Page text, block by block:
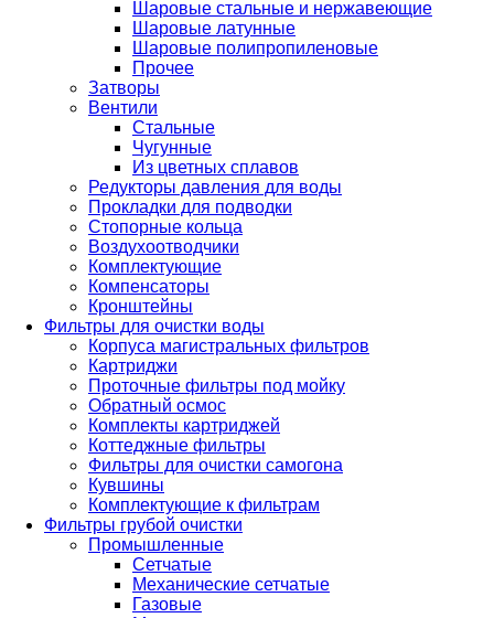
Шаровые стальные и нержавеющие
Шаровые латунные
Шаровые полипропиленовые
Прочее
Затворы
Вентили
Стальные
Чугунные
Из цветных сплавов
Редукторы давления для воды
Прокладки для подводки
Стопорные кольца
Воздухоотводчики
Комплектующие
Компенсаторы
Кронштейны
Фильтры для очистки воды
Корпуса магистральных фильтров
Картриджи
Проточные фильтры под мойку
Обратный осмос
Комплекты картриджей
Коттеджные фильтры
Фильтры для очистки самогона
Кувшины
Комплектующие к фильтрам
Фильтры грубой очистки
Промышленные
Сетчатые
Механические сетчатые
Газовые